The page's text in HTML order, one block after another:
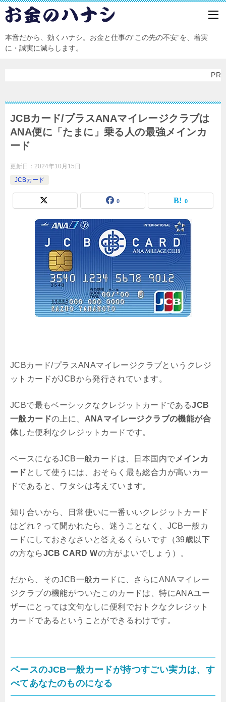
本音だから、効くハナシ。お金と仕事の“この先の不安”を、着実
に・誠実に減らします。
PR
JCBカード/プラスANAマイレージクラブは
ANA便に「たまに」乗る人の最強メインカ
ード
更新日： 2024年10月15日
JCBカード
0 0
JCBカード/プラスANAマイレージクラブというクレジ
ットカードがJCBから発行されています。
JCBで最もベーシックなクレジットカードであるJCB
一般カードの上に、 ANAマイレージクラブの機能が合
体した便利なクレジットカードです。
ベースになるJCB一般カードは、日本国内でメインカ
ード として使うには、おそらく最も総合力が高いカー
ドであると、ワタシは考えています。
知り合いから、日常使いに一番いいクレジットカード
はどれ？って聞かれたら、迷うことなく、JCB一般カ
ードにしておきなさいと答えるくらいです（39歳以下
の方ならJCB CARD Wの方がよいでしょう）。
だから、そのJCB一般カードに、さらにANAマイレー
ジクラブの機能がついたこのカードは、特にANAユー
ザーにとっては文句なしに便利でおトクなクレジット
カードであるということができるわけです。
ベースのJCB一般カードが持つすごい実力は、す
べてあなたのものになる